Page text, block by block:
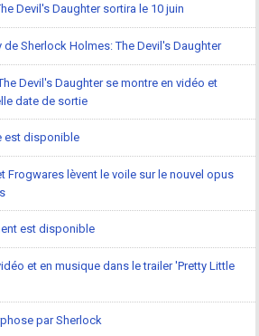
Devil's Daughter sortira le 10 juin
de Sherlock Holmes: The Devil's Daughter
Devil's Daughter se montre en vidéo et
date de sortie
est disponible
Frogwares lèvent le voile sur le nouvel opus
est disponible
et en musique dans le trailer 'Pretty Little
par Sherlock